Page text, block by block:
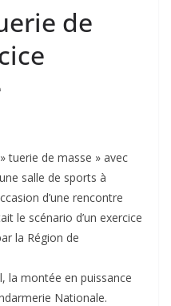
de
de masse » avec
salle de sports à
d’une rencontre
le scénario d’un exercice
la Région de
la montée en puissance
Nationale.